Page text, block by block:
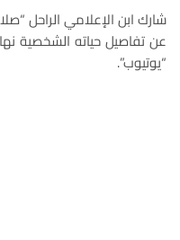
شارك ابن الإعلامي الراحل
عن تفاصيل حياته الشخصية
“يوتيوب”.